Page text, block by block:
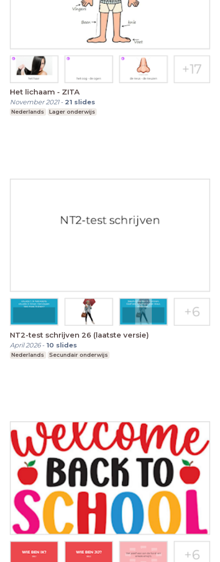
Het lichaam - ZITA
November 2021- 21 slides
Nederlands Lager onderwijs
NT2-test schrijven 26 (laatste versie)
April 2026- 10 slides
Nederlands Secundair onderwijs